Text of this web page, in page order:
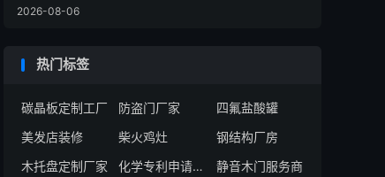
2026-08-06
热门标签
碳晶板定制工厂 防盗门厂家
四氟盐酸罐
美发店装修
柴火鸡灶
钢结构厂房
木托盘定制厂家
化学专利申请企业
静音木门服务商